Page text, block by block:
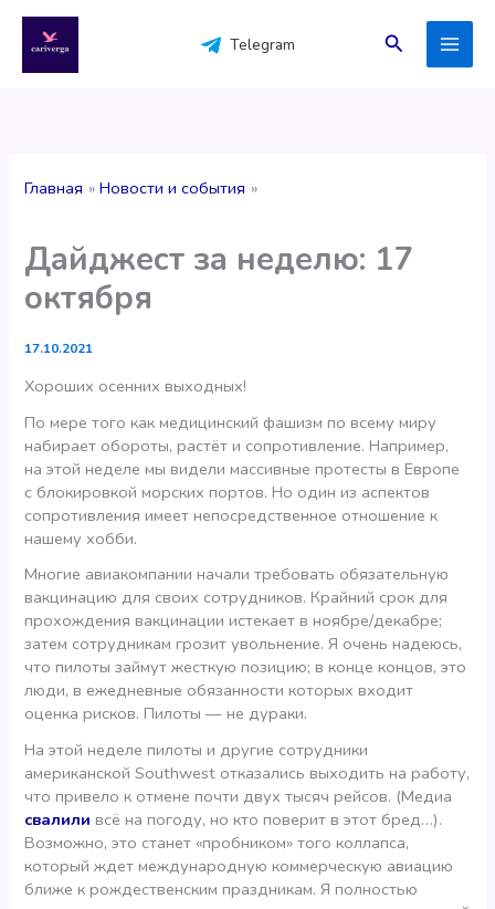
содержимому
Telegram Поиск
Главная Новости и события
Дайджест за неделю: 17
октября
17.10.2021
Хороших осенних выходных!
По мере того как медицинский фашизм по всему миру
набирает обороты, растёт и сопротивление. Например,
на этой неделе мы видели массивные протесты в Европе
с блокировкой морских портов. Но один из аспектов
сопротивления имеет непосредственное отношение к
нашему хобби.
Многие авиакомпании начали требовать обязательную
вакцинацию для своих сотрудников. Крайний срок для
прохождения вакцинации истекает в ноябре/декабре;
затем сотрудникам грозит увольнение. Я очень надеюсь,
что пилоты займут жесткую позицию; в конце концов, это
люди, в ежедневные обязанности которых входит
оценка рисков. Пилоты — не дураки.
На этой неделе пилоты и другие сотрудники
американской Southwest отказались выходить на работу,
что привело к отмене почти двух тысяч рейсов. (Медиа
свалили всё на погоду, но кто поверит в этот бред…).
Возможно, это станет «пробником» того коллапса,
который ждет международную коммерческую авиацию
ближе к рождественским праздникам. Я полностью